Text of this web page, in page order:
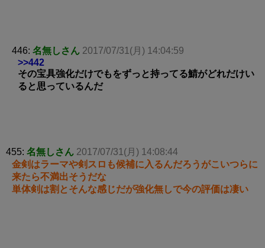
446: 名無しさん 2017/07/31(月) 14:04:59
>>442
その宝具強化だけでもをずっと持ってる鯖がどれだけい
ると思っているんだ
455: 名無しさん 2017/07/31(月) 14:08:44
金剣はラーマや剣スロも候補に入るんだろうがこいつらに
来たら不満出そうだな
単体剣は割とそんな感じだが強化無しで今の評価は凄い